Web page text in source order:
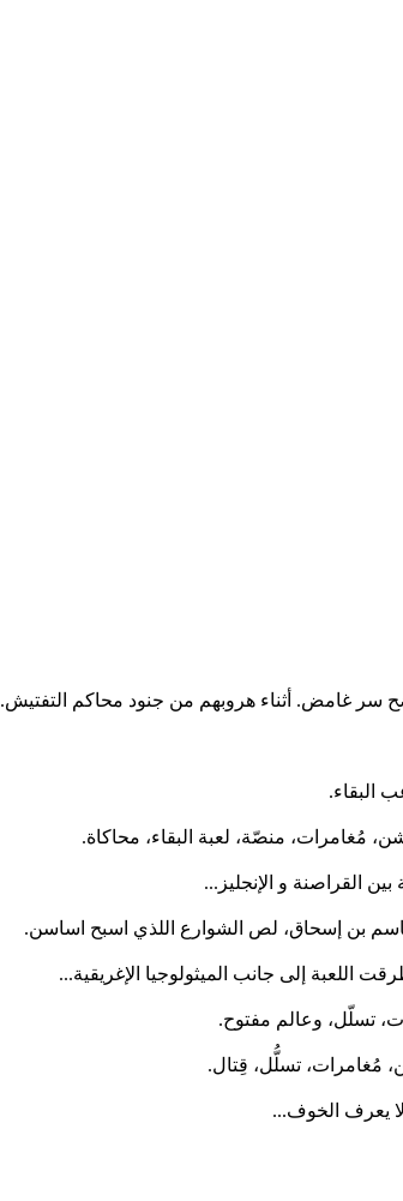
سر غامض. أثناء هروبهم من جنود محاكم التفتيش.
البقاء.
مُغامرات، منصّة، لعبة البقاء، محاكاة.
بن إسحاق، لص الشوارع اللذي اسبح اساسن.
اللعبة إلى جانب الميثولوجيا الإغريقية...
تسلّل، وعالم مفتوح.
مُغامرات، تسلُّل، قِتال.
لا يعرف الخوف...